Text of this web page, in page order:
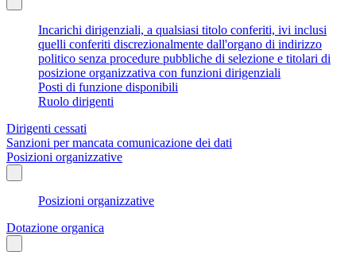
Incarichi dirigenziali, a qualsiasi titolo conferiti, ivi inclusi
quelli conferiti discrezionalmente dall'organo di indirizzo
politico senza procedure pubbliche di selezione e titolari di
posizione organizzativa con funzioni dirigenziali
Posti di funzione disponibili
Ruolo dirigenti
Dirigenti cessati
Sanzioni per mancata comunicazione dei dati
Posizioni organizzative
Posizioni organizzative
Dotazione organica